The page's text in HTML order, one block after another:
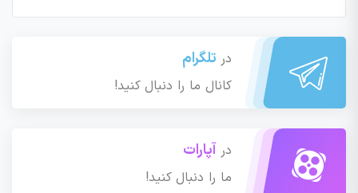
در تلگرام
کانال ما را دنبال کنید!
در آپارات
ما را دنبال کنید!